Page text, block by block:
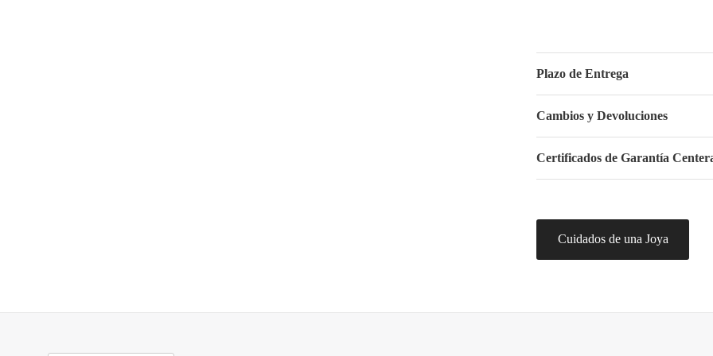
Plazo de Entrega
Cambios y Devoluciones
Certificados de Garantía
Cuidados de una Joya